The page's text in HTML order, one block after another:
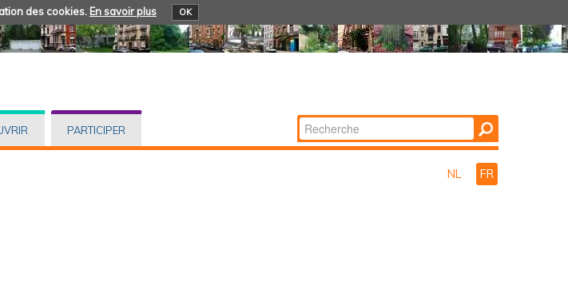
des cookies. En savoir plus OK
PARTICIPER Chercher par
Recherche
NL FR